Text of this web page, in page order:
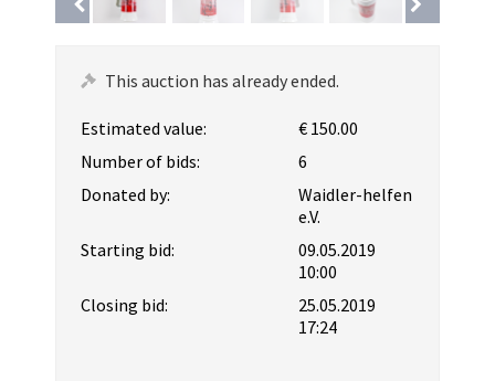
This auction has already ended.
Estimated value:
€ 150.00
Number of bids:
6
Donated by:
Waidler-helfen
e.V.
Starting bid:
09.05.2019
10:00
Closing bid:
25.05.2019
17:24